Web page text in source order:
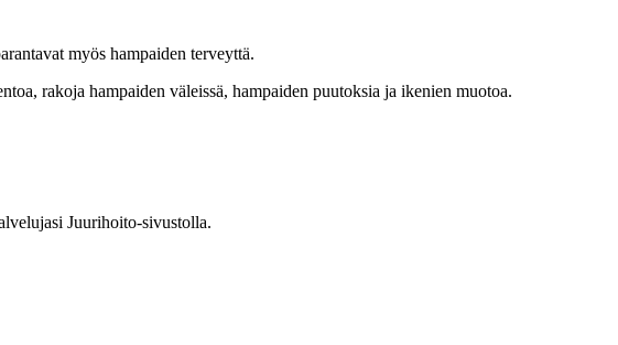
myös hampaiden terveyttä.
rakoja hampaiden väleissä, hampaiden puutoksia ja ikenien muotoa.
Juurihoito-sivustolla.